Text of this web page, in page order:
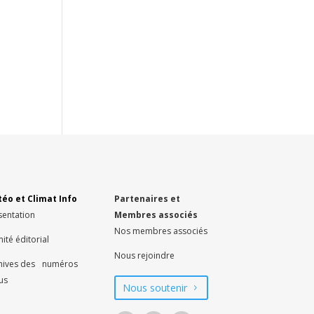
et Climat Info
éditorial
des numéros
Partenaires et
Membres associés
Nos membres associés
Nous rejoindre
Nous soutenir